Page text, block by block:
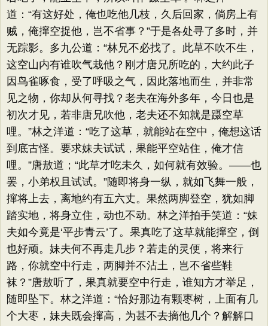
道：“有这好处，俺也吃他几枝，久后回家，倘房上有
贼，俺撺空捉他，岂不省事？”于是各处寻了多时，并
无踪影。多九公道：“林兄不必找了。此草不吹不生，
这空山内有谁吹气栽他？刚才唐兄所吃的，大约此子
因鸟雀啄食，受了呼吸之气，因此落地而生，并非常
见之物，你却从何寻找？老夫在海外多年，今日也是
初次才见，若非唐兄吹他，老夫还不知就是蹑空草
哩。”林之洋道：“吃了这草，就能站在空中，俺想这话
到底古怪。要求妹夫试试，果能平空站住，俺才信
哩。”唐敖道；“此草才吃未久，如何就有效验。——也
罢，小弟权且试试。”随即将身一纵，就如飞舞一般，
撺将上去，离地约有五六丈。果然两脚登空，犹如脚
踏实地，将身立住，动也不动。林之洋拍手笑道：“妹
夫如今竟是‘平步青云’了。果真吃了这草就能撺空，倒
也好顽。妹夫何不再走几步？若走的灵便，将来行
路，你就空中行走，两脚并不沾土，岂不省些鞋
袜？”唐敖听了，果真就要空中行走，谁知方才举足，
随即坠下。林之洋道：“恰好那边有颗枣树，上面有几
个大枣，妹夫既会撺高，为甚不去摘他几个？解解口